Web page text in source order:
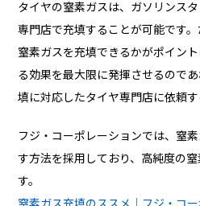
タイヤの窒素ガスは、ガソリンス
専門店で充填することが可能です
窒素ガスを充填できるかがポイン
る効果を最大限に発揮させるので
填に対応したタイヤ専門店に依頼す
フジ・コーポレーションでは、窒
す方法を採用しており、高純度の
す。
窒素ガス充填のススメ｜フジ・コ